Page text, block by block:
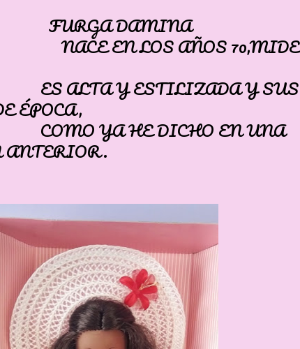
DAMINA
LOS AÑOS 70,MIDE
Y ESTILIZADA Y SUS
ÉPOCA,
HE DICHO EN UNA
ANTERIOR.